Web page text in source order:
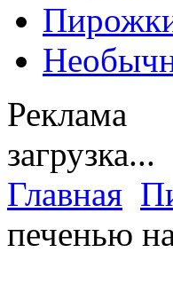
Реклама
загрузка...
Главная
печенью